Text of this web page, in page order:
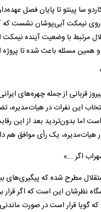
نیمکت آبی‌پوشان نشست که
مرتبط با وضعیت آینده
همین مسئله باعث شده تا
قربانی از جمله چهره‌های
این نفرات در هیات‌مدیره،
درگیر پروژه حضور تیم ملی در جام جهانی 2026 است
هیات‌مدیره، یک رأی موافق هم
اگر ...»
نظرشان این است که اگر قرار
گویا قرار است در صورت